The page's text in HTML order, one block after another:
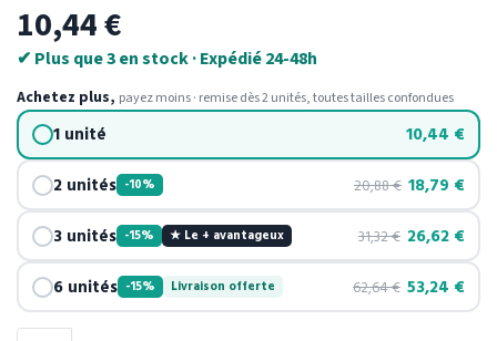
10,44€
✔ Plus que 3 en stock · Expédié 24-48h
Achetez plus, payez moins · remise dès 2 unités, toutes tailles confondues
1 unité 10,44 €
2 unités -10% 20,88€ 18,79 €
3 unités -15% ★ Le + avantageux 31,32€ 26,62 €
6 unités -15% Livraison offerte 62,64€ 53,24 €